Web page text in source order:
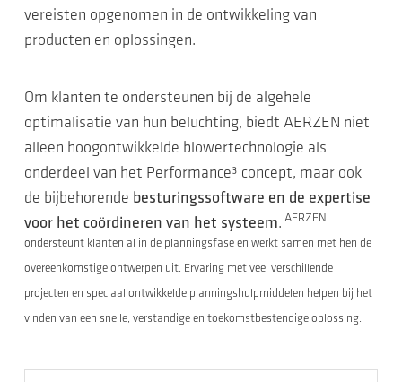
vereisten opgenomen in de ontwikkeling van
producten en oplossingen.
Om klanten te ondersteunen bij de algehele
optimalisatie van hun beluchting, biedt AERZEN niet
alleen hoogontwikkelde blowertechnologie als
onderdeel van het Performance³ concept, maar ook
de bijbehorende besturingssoftware en de expertise
voor het coördineren van het systeem. AERZEN
ondersteunt klanten al in de planningsfase en werkt samen met hen de
overeenkomstige ontwerpen uit. Ervaring met veel verschillende
projecten en speciaal ontwikkelde planningshulpmiddelen helpen bij het
vinden van een snelle, verstandige en toekomstbestendige oplossing.